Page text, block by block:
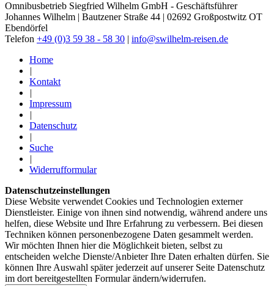
Omnibusbetrieb Siegfried Wilhelm GmbH - Geschäftsführer
Johannes Wilhelm | Bautzener Straße 44 | 02692 Großpostwitz OT
Ebendörfel
Telefon +49 (0)3 59 38 - 58 30 | info@swilhelm-reisen.de
Home
|
Kontakt
|
Impressum
|
Datenschutz
|
Suche
|
Widerrufformular
Datenschutzeinstellungen
Diese Website verwendet Cookies und Technologien externer
Dienstleister. Einige von ihnen sind notwendig, während andere uns
helfen, diese Website und Ihre Erfahrung zu verbessern. Bei diesen
Techniken können personenbezogene Daten gesammelt werden.
Wir möchten Ihnen hier die Möglichkeit bieten, selbst zu
entscheiden welche Dienste/­Anbieter Ihre Daten erhalten dürfen. Sie
können Ihre Auswahl später jederzeit auf unserer Seite Datenschutz
im dort bereitgestellten Formular ändern/­widerrufen.